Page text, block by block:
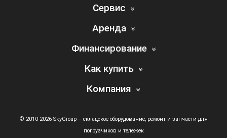
Сервис
Аренда
Финансирование
Как купить
Компания
© 2010-2026 SkyGroup – складское оборудование, ремонт и запчасти для
погрузчиков и тележек